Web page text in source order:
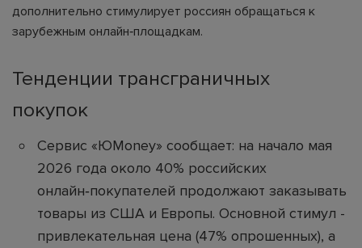
дополнительно стимулирует россиян обращаться к
зарубежным онлайн‑площадкам.
Тенденции трансграничных
покупок
Сервис «ЮMoney» сообщает: на начало мая
2026 года около 40% российских
онлайн‑покупателей продолжают заказывать
товары из США и Европы. Основной стимул -
привлекательная цена (47% опрошенных), а